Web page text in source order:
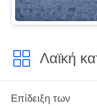
Λαϊκή
Επίδειξη των